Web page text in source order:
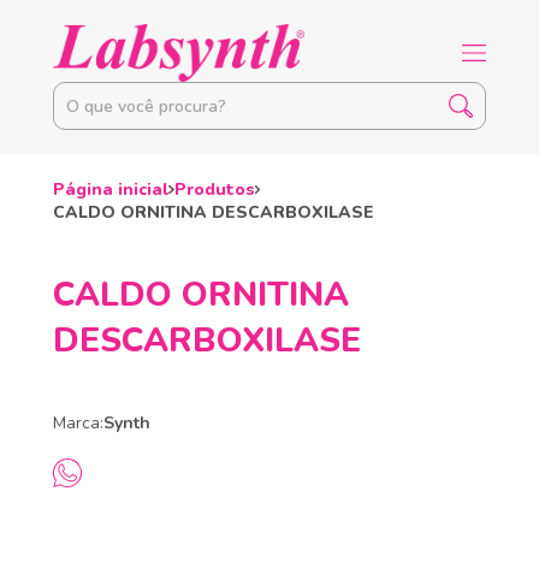
Página inicial Produtos
CALDO ORNITINA DESCARBOXILASE
CALDO ORNITINA
DESCARBOXILASE
Marca:Synth